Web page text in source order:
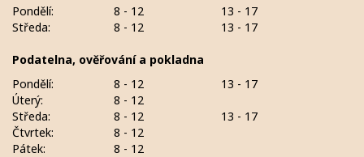
Pondělí:
8 - 12
13 - 17
Středa:
8 - 12 13 - 17
Podatelna, ověřování a pokladna
Pondělí:
8 - 12
13 - 17
Úterý:
8 - 12
Středa:
8 - 12
13 - 17
Čtvrtek:
8 - 12
Pátek:
8 - 12